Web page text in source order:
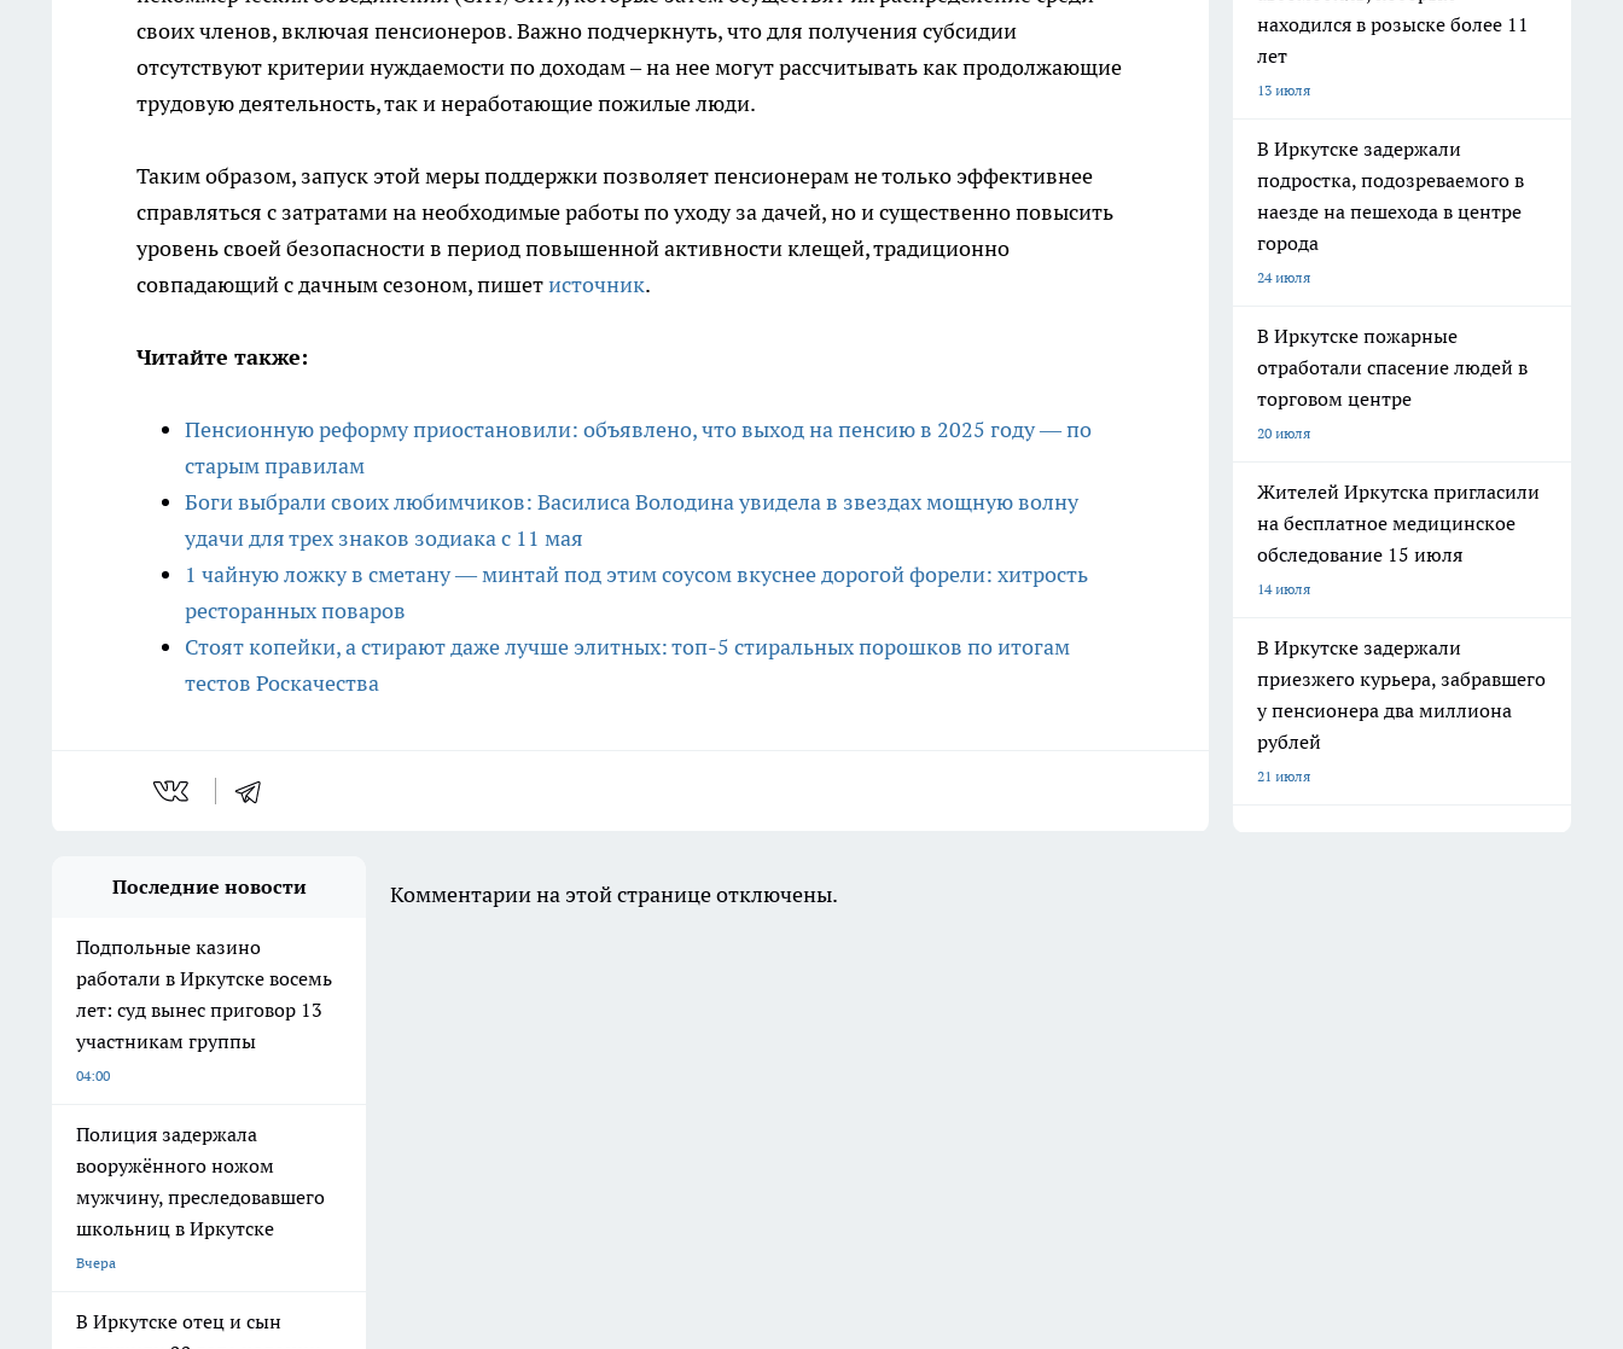
своих членов, включая пенсионеров. Важно подчеркнуть, что для получения субсидии
отсутствуют критерии нуждаемости по доходам – на нее могут рассчитывать как продолжающие
трудовую деятельность, так и неработающие пожилые люди.
Таким образом, запуск этой меры поддержки позволяет пенсионерам не только эффективнее
справляться с затратами на необходимые работы по уходу за дачей, но и существенно повысить
уровень своей безопасности в период повышенной активности клещей, традиционно
совпадающий с дачным сезоном, пишетисточник.
Читайте также:
Пенсионную реформу приостановили: объявлено, что выход на пенсию в 2025 году — по
старым правилам
Боги выбрали своих любимчиков: Василиса Володина увидела в звездах мощную волну
удачи для трех знаков зодиака с 11 мая
1 чайную ложку в сметану — минтай под этим соусом вкуснее дорогой форели: хитрость
ресторанных поваров
Стоят копейки, а стирают даже лучше элитных: топ-5 стиральных порошков по итогам
тестов Роскачества
находился в розыске более 11
лет
13 июля
В Иркутске задержали
подростка, подозреваемого в
наезде на пешехода в центре
города
24 июля
В Иркутске пожарные
отработали спасение людей в
торговом центре
20 июля
Жителей Иркутска пригласили
на бесплатное медицинское
обследование 15 июля
14 июля
В Иркутске задержали
приезжего курьера, забравшего
у пенсионера два миллиона
рублей
21 июля
Последние новости
Подпольные казино
работали в Иркутске восемь
лет: суд вынес приговор 13
участникам группы
04:00
Полиция задержала
вооружённого ножом
мужчину, преследовавшего
школьниц в Иркутске
Вчера
В Иркутске отец и сын
Комментарии на этой странице отключены.